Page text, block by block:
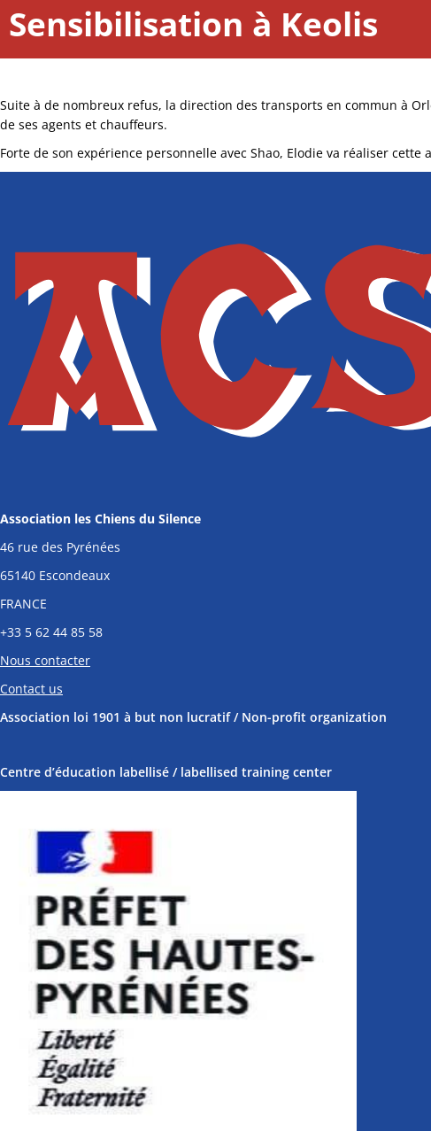
Sensibilisation à Keolis
Suite à de nombreux refus, la direction des transports en commun à
de ses agents et chauffeurs.
Forte de son expérience personnelle avec Shao, Elodie va réaliser
Association les Chiens du Silence
46 rue des Pyrénées
65140 Escondeaux
FRANCE
+33 5 62 44 85 58
Nous contacter
Contact us
Association loi 1901 à but non lucratif / Non-profit organization
Centre d’éducation labellisé / labellised training center